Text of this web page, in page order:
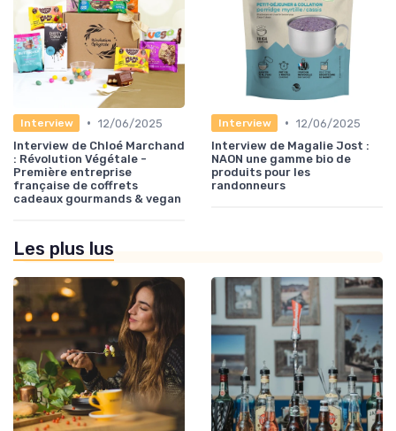
Interview • 12/06/2025
Interview de Chloé Marchand
: Révolution Végétale -
Première entreprise
française de coffrets
cadeaux gourmands & vegan
Interview • 12/06/2025
Interview de Magalie Jost :
NAON une gamme bio de
produits pour les
randonneurs
Les plus lus